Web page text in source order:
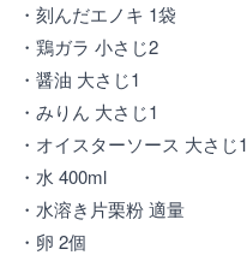
・刻んだエノキ 1袋
・鶏ガラ 小さじ2
・醤油 大さじ1
・みりん 大さじ1
・オイスターソース 大さじ1
・水 400ml
・水溶き片栗粉 適量
・卵 2個